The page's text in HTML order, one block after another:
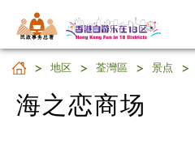
民 政 事 务 总 署
海之恋商场
地区 荃灣區 景点
海之恋商场